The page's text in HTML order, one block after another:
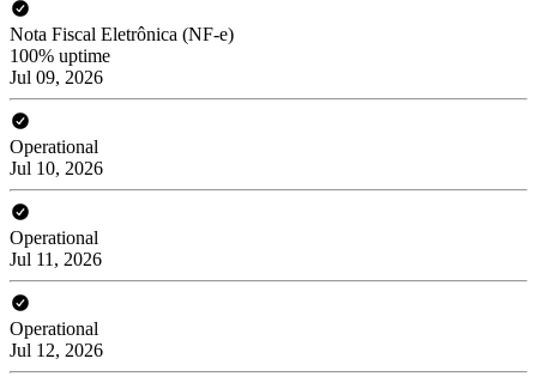
Nota Fiscal Eletrônica (NF-e)
100% uptime
Jul 09, 2026
Operational
Jul 10, 2026
Operational
Jul 11, 2026
Operational
Jul 12, 2026